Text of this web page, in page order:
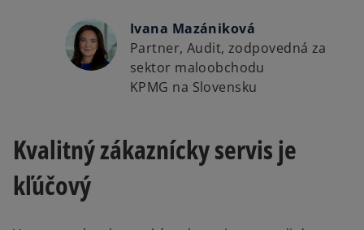
Ivana Mazániková
Partner, Audit, zodpovedná za
sektor maloobchodu
KPMG na Slovensku
Kvalitný zákaznícky servis je
kľúčový